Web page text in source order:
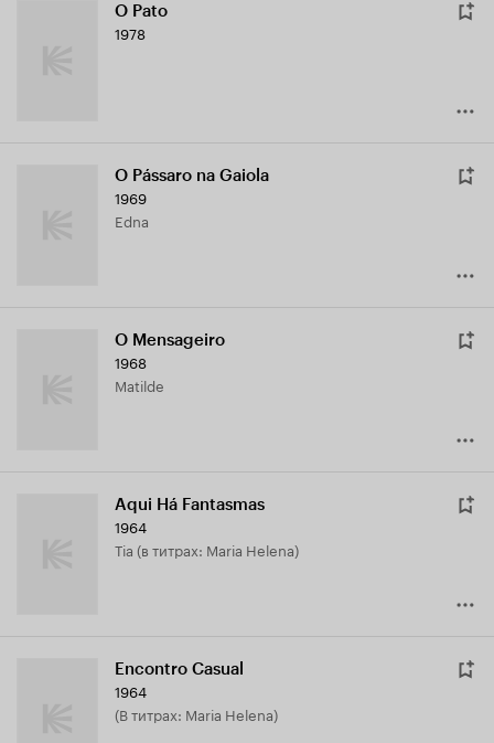
O Pato
1978
O Pássaro na Gaiola
1969
Edna
O Mensageiro
1968
Matilde
Aqui Há Fantasmas
1964
Tia (в титрах: Maria Helena)
Encontro Casual
1964
(в титрах: Maria Helena)